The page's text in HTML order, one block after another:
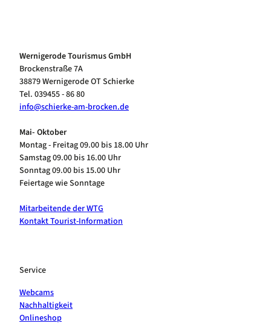
Wernigerode Tourismus GmbH
Brockenstraße 7A
38879 Wernigerode OT Schierke
Tel. 039455 - 86 80
info@schierke-am-brocken.de
Mai- Oktober
Montag - Freitag 09.00 bis 18.00 Uhr
Samstag 09.00 bis 16.00 Uhr
Sonntag 09.00 bis 15.00 Uhr
Feiertage wie Sonntage
Mitarbeitende der WTG
Kontakt Tourist-Information
Service
Webcams
Nachhaltigkeit
Onlineshop